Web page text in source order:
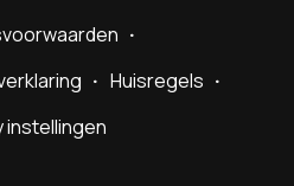
Huisregels
instellingen